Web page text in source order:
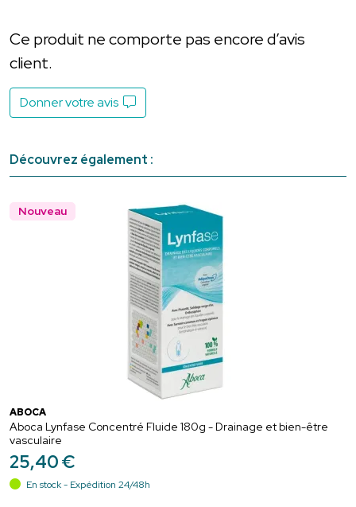
Ce produit ne comporte pas encore d’avis
client.
Donner votre avis
Découvrez également :
Nouveau
ABOCA
Aboca Lynfase Concentré Fluide 180g - Drainage et bien-être
vasculaire
25,40€
En stock - Expédition 24/48h